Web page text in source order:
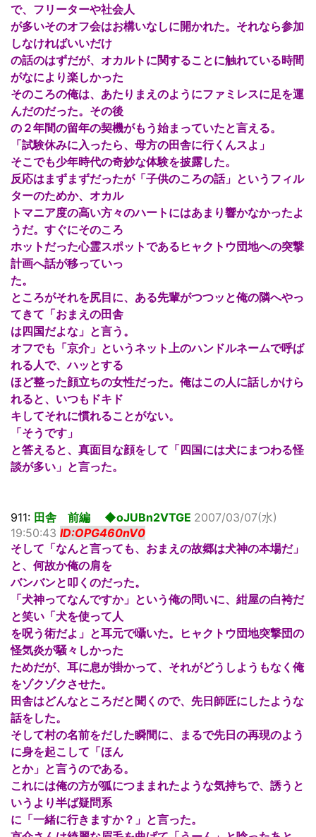
で、フリーターや社会人
が多いそのオフ会はお構いなしに開かれた。それなら参加
しなければいいだけ
の話のはずだが、オカルトに関することに触れている時間
がなにより楽しかった
そのころの俺は、あたりまえのようにファミレスに足を運
んだのだった。その後
の２年間の留年の契機がもう始まっていたと言える。
「試験休みに入ったら、母方の田舎に行くんスよ」
そこでも少年時代の奇妙な体験を披露した。
反応はまずまずだったが「子供のころの話」というフィル
ターのためか、オカル
トマニア度の高い方々のハートにはあまり響かなかったよ
うだ。すぐにそのころ
ホットだった心霊スポットであるヒャクトウ団地への突撃
計画へ話が移っていっ
た。
ところがそれを尻目に、ある先輩がつつッと俺の隣へやっ
てきて「おまえの田舎
は四国だよな」と言う。
オフでも「京介」というネット上のハンドルネームで呼ば
れる人で、ハッとする
ほど整った顔立ちの女性だった。俺はこの人に話しかけら
れると、いつもドキド
キしてそれに慣れることがない。
「そうです」
と答えると、真面目な顔をして「四国には犬にまつわる怪
談が多い」と言った。
911: 田舎 前編 ◆oJUBn2VTGE 2007/03/07(水)
19:50:43 ID:OPG460nV0
そして「なんと言っても、おまえの故郷は犬神の本場だ」
と、何故か俺の肩を
バンバンと叩くのだった。
「犬神ってなんですか」という俺の問いに、紺屋の白袴だ
と笑い「犬を使って人
を呪う術だよ」と耳元で囁いた。ヒャクトウ団地突撃団の
怪気炎が騒々しかった
ためだが、耳に息が掛かって、それがどうしようもなく俺
をゾクゾクさせた。
田舎はどんなところだと聞くので、先日師匠にしたような
話をした。
そして村の名前をだした瞬間に、まるで先日の再現のよう
に身を起こして「ほん
とか」と言うのである。
これには俺の方が狐につままれたような気持ちで、誘うと
いうより半ば疑問系
に「一緒に行きますか？」と言った。